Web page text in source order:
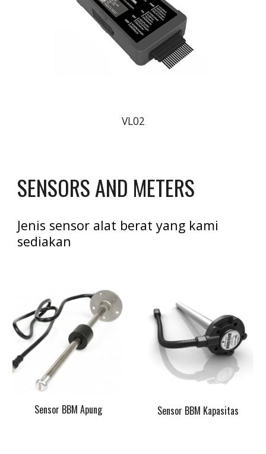
VL02
SENSORS AND METERS
Jenis sensor alat berat yang kami
sediakan
Sensor BBM Apung Sensor BBM Kapasitas